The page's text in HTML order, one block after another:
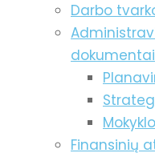
Darbo
dokumentai
Finansinių